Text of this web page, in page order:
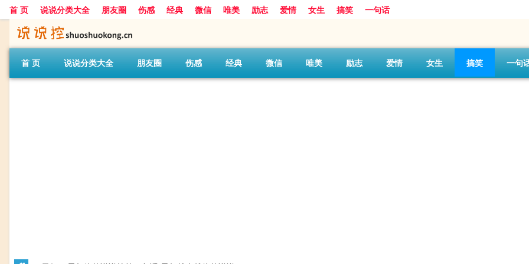
首 页 说说分类大全 朋友圈 伤感 经典 微信 唯美 励志 爱情 女生 搞笑 一句话
首 页 说说分类大全 朋友圈 伤感 经典 微信 唯美 励志 爱情 女生 搞笑 一句